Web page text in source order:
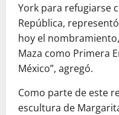
York para refugiarse
República,
hoy el
Maza como Primera
México”, agregó.
Como parte de este
escultura de